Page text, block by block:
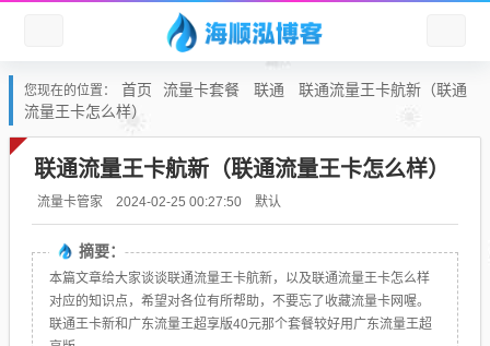
您现在的位置： 首页 流量卡套餐 联通
联通流量王卡航新（联通
流量王卡怎么样）
联通流量王卡航新（联通流量王卡怎么样）
流量卡管家 2024-02-25 00:27:50 默认
摘要：
本篇文章给大家谈谈联通流量王卡航新，以及联通流量王卡怎么样
对应的知识点，希望对各位有所帮助，不要忘了收藏流量卡网喔。
联通王卡新和广东流量王超享版40元那个套餐较好用广东流量王超